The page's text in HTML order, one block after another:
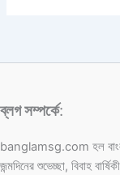
ব্লগ সম্পর্কে:
banglamsg.com হল
জন্মদিনের শুভেচ্ছা, বিবাহ